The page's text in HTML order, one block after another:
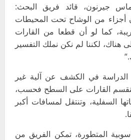
جيرنون، قائد فريق البحث:
أجزاء من الوشاح تحت المحيطات
كما لو أن قطعا من القارات
هناك، لكننا لم نكن نملك التفسير
“.
الدراسة في الكشف عن آلية غير
القارات على السطح فحسب،
السفلية، وتنتقل لمسافات أكبر
.
المتطورة، تمكن الفريق من